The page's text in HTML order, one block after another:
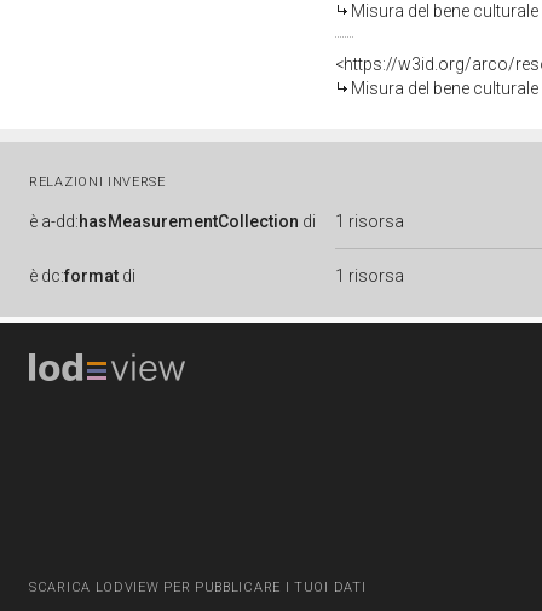
Misura del bene
<https://w3id.org/arco/
Misura del bene
RELAZIONI INVERSE
è a-dd:hasMeasurementCollection di 1 risorsa
è dc:format di 1 risorsa
SCARICA LODVIEW PER PUBBLICARE I TUOI DATI